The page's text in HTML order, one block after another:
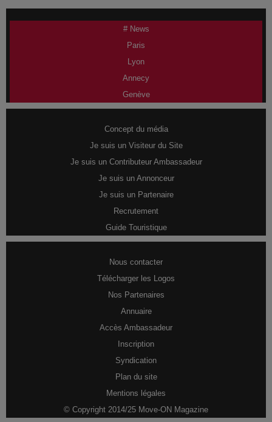
# News
Paris
Lyon
Annecy
Genève
Concept du média
Je suis un Visiteur du Site
Je suis un Contributeur Ambassadeur
Je suis un Annonceur
Je suis un Partenaire
Recrutement
Guide Touristique
Nous contacter
Télécharger les Logos
Nos Partenaires
Annuaire
Accès Ambassadeur
Inscription
Syndication
Plan du site
Mentions légales
© Copyright 2014/25 Move-ON Magazine